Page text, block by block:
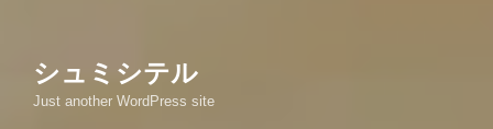
シュミシテル
Just another WordPress site